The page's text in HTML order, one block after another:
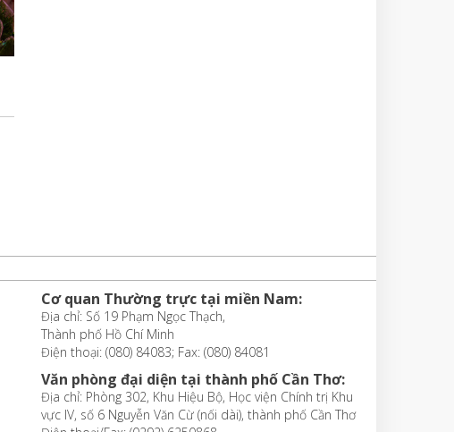
Cơ quan Thường trực tại miền Nam:
Địa chỉ: Số 19 Phạm Ngọc Thạch,
Thành phố Hồ Chí Minh
Điện thoại: (080) 84083; Fax: (080) 84081
Văn phòng đại diện tại thành phố Cần Thơ:
Địa chỉ: Phòng 302, Khu Hiệu Bộ, Học viện Chính trị Khu
vực IV, số 6 Nguyễn Văn Cừ (nối dài), thành phố Cần Thơ